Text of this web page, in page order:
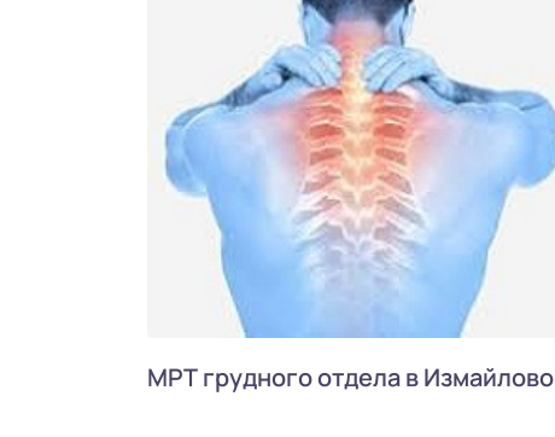
МРТ грудного отдела в Измайлово